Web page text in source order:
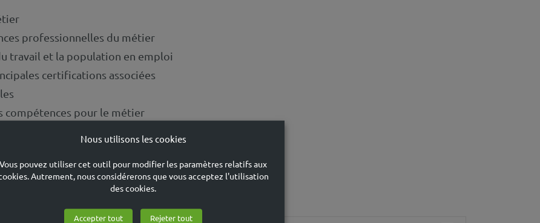
professionnelles du métier
travail et la population en emploi
certifications associées
compétences pour le métier
!
Nous utilisons les cookies
Vous pouvez utiliser cet outil pour modifier les paramètres relatifs aux
Autrement, nous considérerons que vous acceptez l'utilisation
des cookies.
Accepter tout Rejeter tout